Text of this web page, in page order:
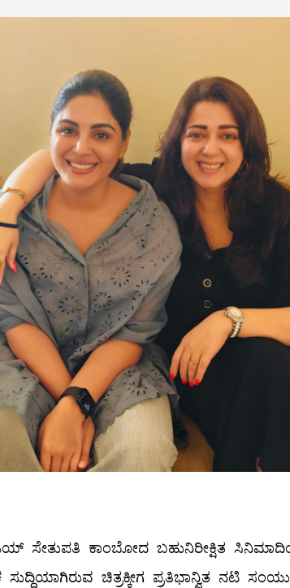
ಸೇತುಪತಿ ಕಾಂಬೋದ ಬಹುನಿರೀಕ್ಷಿತ
ಚಿತ್ರಕ್ಕೀಗ ಪ್ರತಿಭಾನ್ವಿತ ನಟಿ